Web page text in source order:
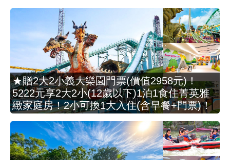
★贈2大2小義大樂園門票(價值2958元)！
5222元享2大2小(12歲以下)1泊1食住菁英雅
緻家庭房！2小可換1大入住(含早餐+門票)！